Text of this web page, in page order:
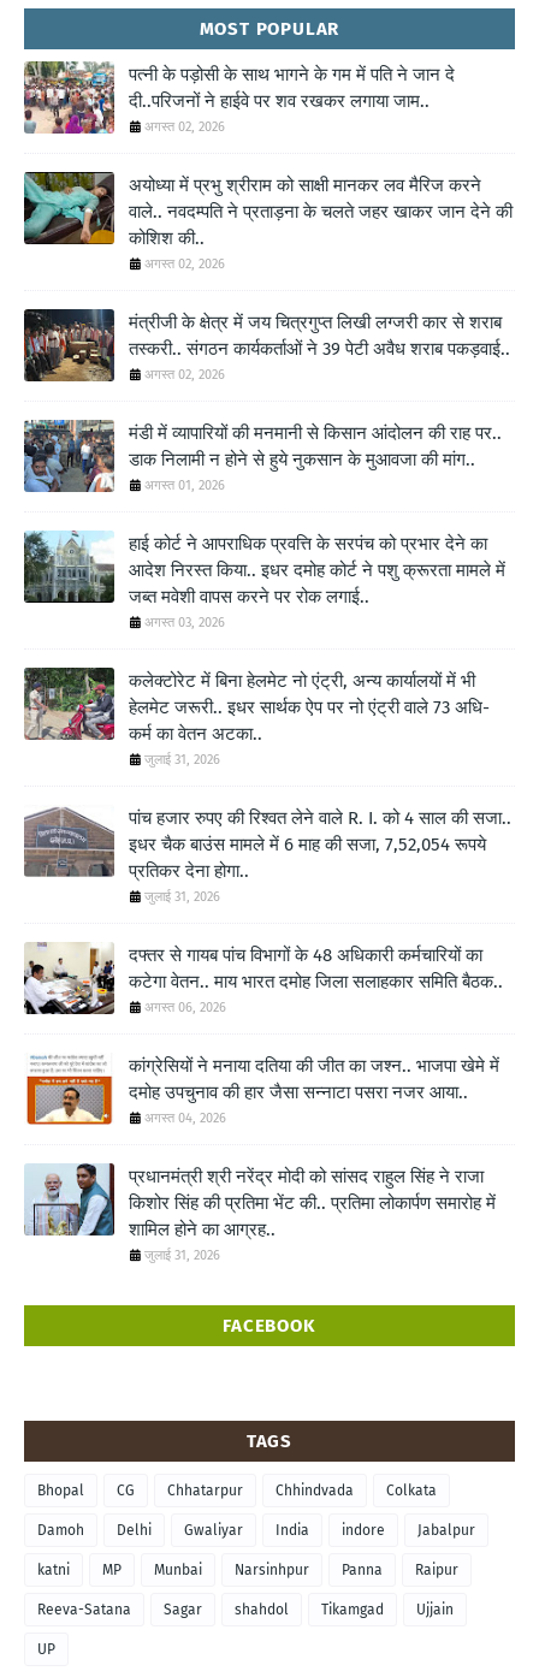
MOST POPULAR
पत्नी के पड़ोसी के साथ भागने के गम में पति ने जान दे
दी..परिजनों ने हाईवे पर शव रखकर लगाया जाम..
अगस्त 02, 2026
अयोध्या में प्रभु श्रीराम को साक्षी मानकर लव मैरिज करने
वाले.. नवदम्पति ने प्रताड़ना के चलते जहर खाकर जान देने की
कोशिश की..
अगस्त 02, 2026
मंत्रीजी के क्षेत्र में जय चित्रगुप्त लिखी लग्जरी कार से शराब
तस्करी.. संगठन कार्यकर्ताओं ने 39 पेटी अवैध शराब पकड़वाई..
अगस्त 02, 2026
मंडी में व्यापारियों की मनमानी से किसान आंदोलन की राह पर..
डाक निलामी न होने से हुये नुकसान के मुआवजा की मांग..
अगस्त 01, 2026
हाई कोर्ट ने आपराधिक प्रवत्ति के सरपंच को प्रभार देने का
आदेश निरस्त किया.. इधर दमोह कोर्ट ने पशु क्रूरता मामले में
जब्त मवेशी वापस करने पर रोक लगाई..
अगस्त 03, 2026
कलेक्टोरेट में बिना हेलमेट नो एंट्री, अन्य कार्यालयों में भी
हेलमेट जरूरी.. इधर सार्थक ऐप पर नो एंट्री वाले 73 अधि-
कर्म का वेतन अटका..
जुलाई 31, 2026
पांच हजार रुपए की रिश्वत लेने वाले R. I. को 4 साल की सजा..
इधर चैक बाउंस मामले में 6 माह की सजा, 7,52,054 रूपये
प्रतिकर देना होगा..
जुलाई 31, 2026
दफ्तर से गायब पांच विभागों के 48 अधिकारी कर्मचारियों का
कटेगा वेतन.. माय भारत दमोह जिला सलाहकार समिति बैठक..
अगस्त 06, 2026
कांग्रेसियों ने मनाया दतिया की जीत का जश्न.. भाजपा खेमे में
दमोह उपचुनाव की हार जैसा सन्नाटा पसरा नजर आया..
अगस्त 04, 2026
प्रधानमंत्री श्री नरेंद्र मोदी को सांसद राहुल सिंह ने राजा
किशोर सिंह की प्रतिमा भेंट की.. प्रतिमा लोकार्पण समारोह में
शामिल होने का आग्रह..
जुलाई 31, 2026
FACEBOOK
TAGS
Bhopal CG Chhatarpur Chhindvada Colkata
Damoh Delhi Gwaliyar India indore Jabalpur
katni MP Munbai Narsinhpur Panna Raipur
Reeva-Satana Sagar shahdol Tikamgad Ujjain
UP